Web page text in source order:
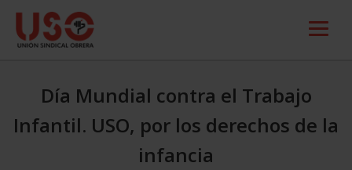
Día Mundial contra el Trabajo
Infantil. USO, por los derechos de la
infancia